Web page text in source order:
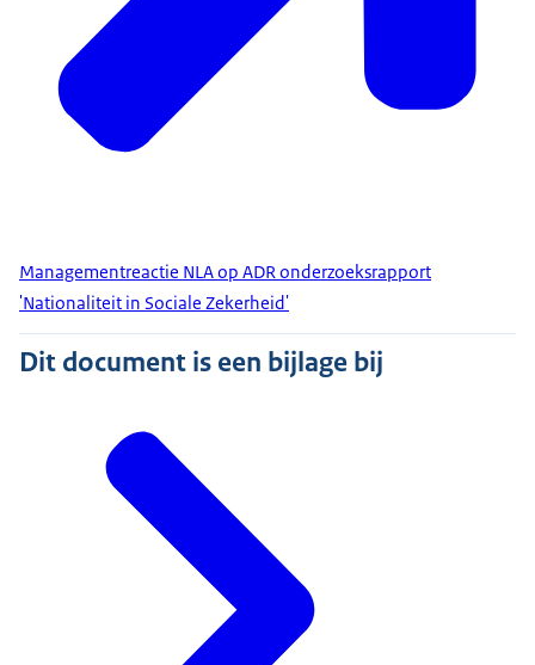
Managementreactie NLA op ADR onderzoeksrapport
'Nationaliteit in Sociale Zekerheid'
Dit document is een bijlage bij